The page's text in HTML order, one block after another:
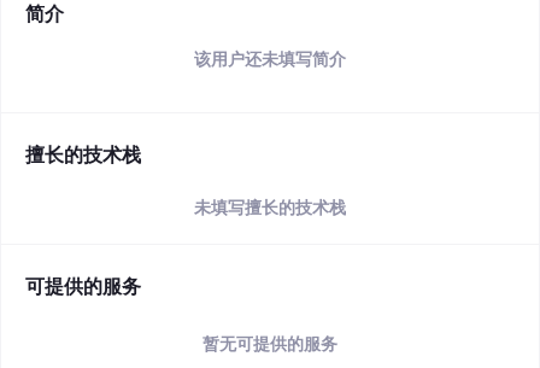
简介
该用户还未填写简介
擅长的技术栈
未填写擅长的技术栈
可提供的服务
暂无可提供的服务